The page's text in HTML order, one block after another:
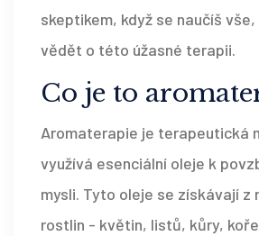
skeptikem, když se naučíš
vědět o této úžasné terapii.
Co je to
Aromaterapie je terapeutická
využívá esenciální oleje k
mysli. Tyto oleje se získávají z
rostlin - květin, listů, kůry,